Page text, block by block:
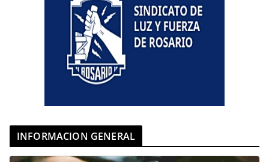
INFORMACION GENERAL